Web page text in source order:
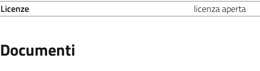
Licenze
licenza aperta
Documenti